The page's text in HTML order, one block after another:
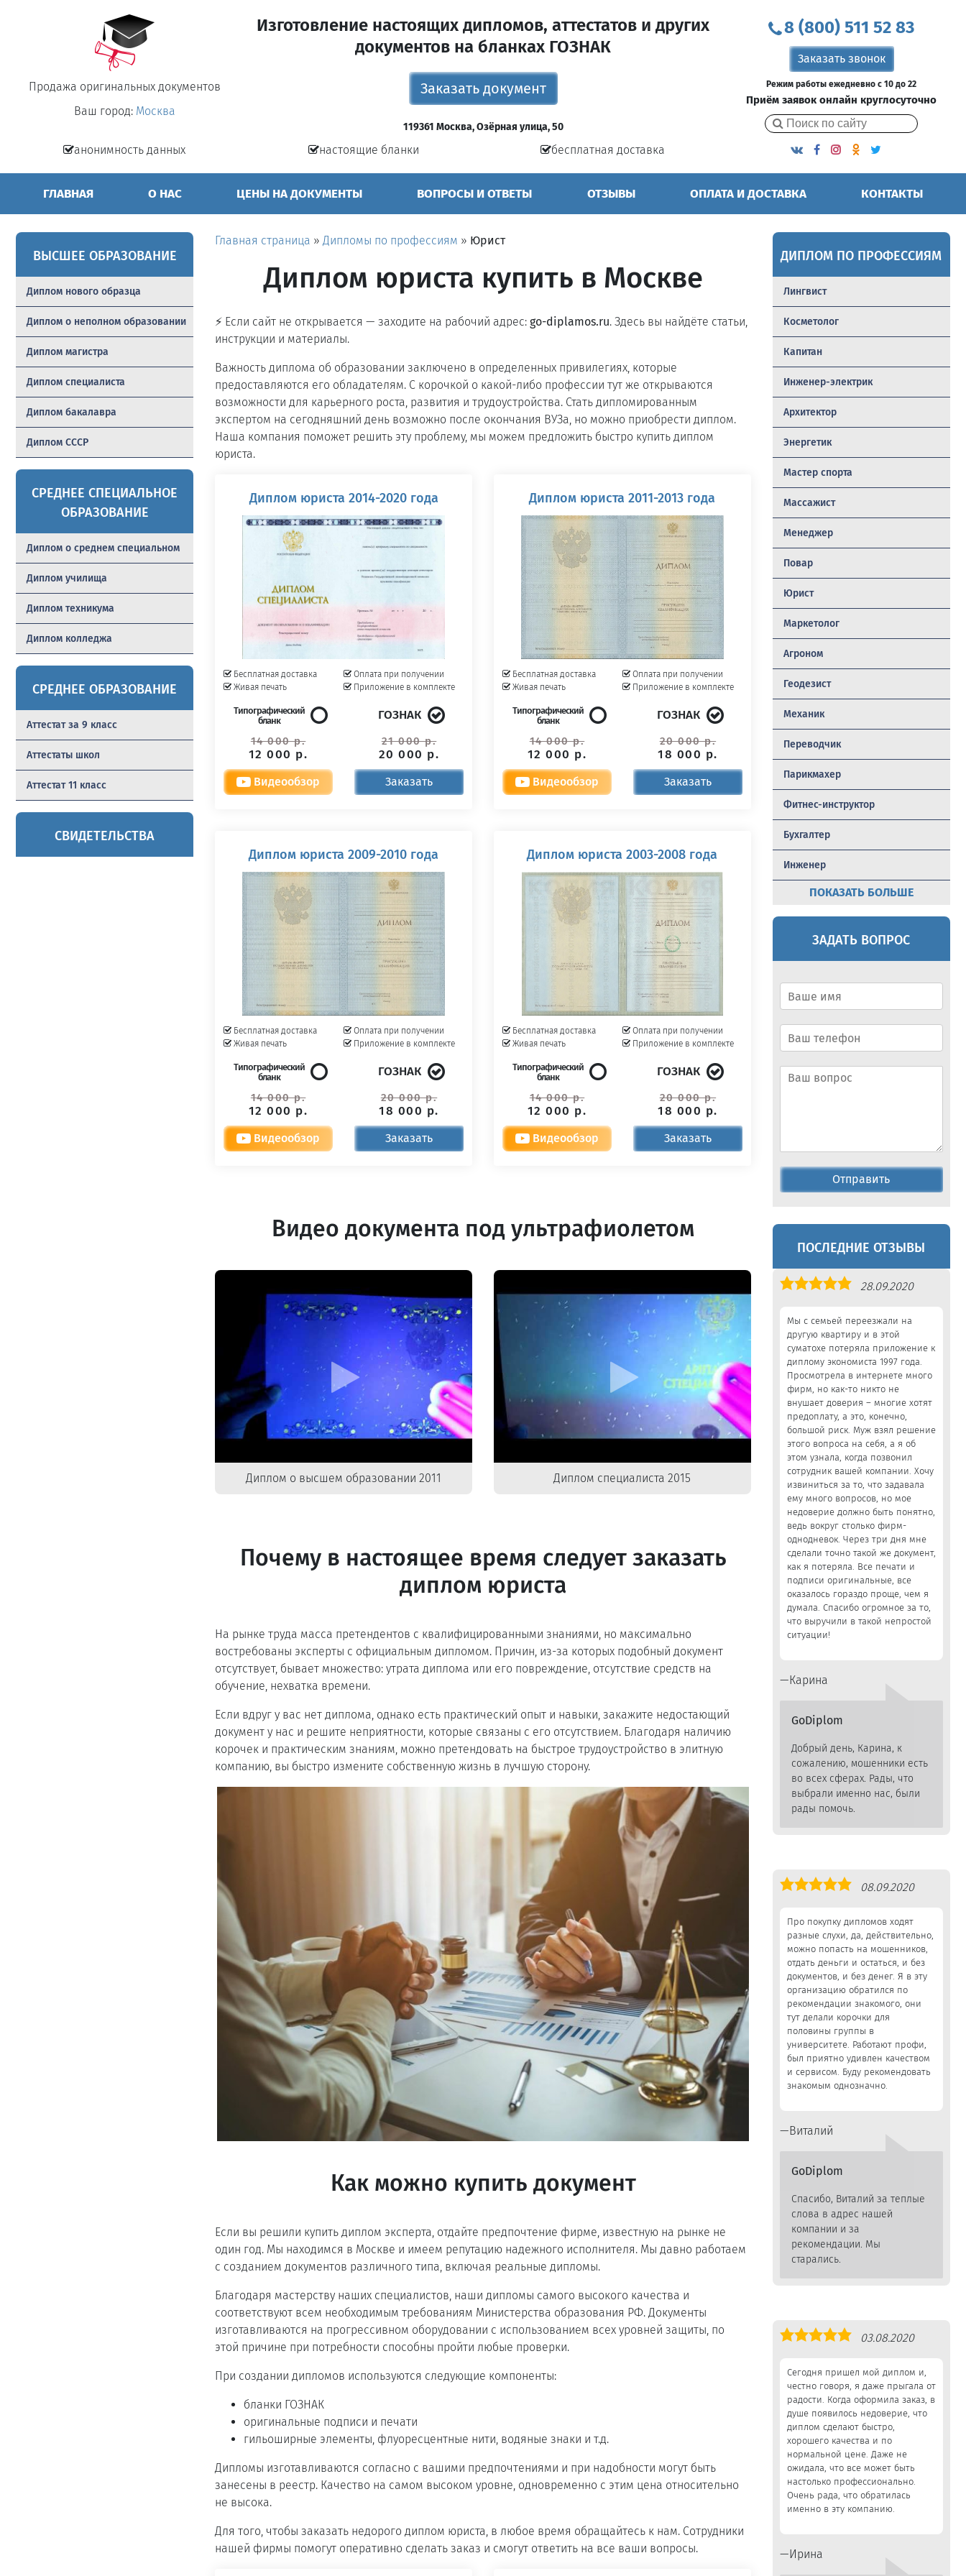
Продажа оригинальных документов
Ваш город: Москва
анонимность данных
Изготовление настоящих дипломов, аттестатов и других
документов на бланках ГОЗНАК
Заказать документ
119361 Москва, Озёрная улица, 50
настоящие бланки бесплатная доставка
8 (800) 511 52 83
Заказать звонок
Режим работы ежедневно с 10 до 22
Приём заявок онлайн круглосуточно
ГЛАВНАЯ О НАС ЦЕНЫ НА ДОКУМЕНТЫ ВОПРОСЫ И ОТВЕТЫ ОТЗЫВЫ ОПЛАТА И ДОСТАВКА КОНТАКТЫ
ВЫСШЕЕ ОБРАЗОВАНИЕ
Диплом нового образца
Диплом о неполном образовании
Диплом магистра
Диплом специалиста
Диплом бакалавра
Диплом СССР
СРЕДНЕЕ СПЕЦИАЛЬНОЕ
ОБРАЗОВАНИЕ
Диплом о среднем специальном
Диплом училища
Диплом техникума
Диплом колледжа
СРЕДНЕЕ ОБРАЗОВАНИЕ
Аттестат за 9 класс
Аттестаты школ
Аттестат 11 класс
СВИДЕТЕЛЬСТВА
Главная страница »Дипломы по профессиям » Юрист
Диплом юриста купить в Москве
⚡ Если сайт не открывается — заходите на рабочий адрес:go-diplamos.ru. Здесь вы найдёте статьи,
инструкции и материалы.
Важность диплома об образовании заключено в определенных привилегиях, которые
предоставляются его обладателям. С корочкой о какой-либо профессии тут же открываются
возможности для карьерного роста, развития и трудоустройства. Стать дипломированным
экспертом на сегодняшний день возможно после окончания ВУЗа, но можно приобрести диплом.
Наша компания поможет решить эту проблему, мы можем предложить быстро купить диплом
юриста.
Диплом юриста 2014-2020 года
Бесплатная доставка
Живая печать
Оплата при получении
Приложение в комплекте
Типографический
бланк
14 000 р.
12 000 р.
ГОЗНАК
21 000 р.
20 000 р.
Видеообзор Заказать
Диплом юриста 2011-2013 года
Бесплатная доставка
Живая печать
Оплата при получении
Приложение в комплекте
Типографический
бланк
14 000 р.
12 000 р.
ГОЗНАК
20 000 р.
18 000 р.
Видеообзор Заказать
Диплом юриста 2009-2010 года
Бесплатная доставка
Живая печать
Оплата при получении
Приложение в комплекте
Типографический
бланк
14 000 р.
12 000 р.
ГОЗНАК
20 000 р.
18 000 р.
Видеообзор Заказать
Диплом юриста 2003-2008 года
Бесплатная доставка
Живая печать
Оплата при получении
Приложение в комплекте
Типографический
бланк
14 000 р.
12 000 р.
ГОЗНАК
20 000 р.
18 000 р.
Видеообзор Заказать
Видео документа под ультрафиолетом
Диплом о высшем образовании 2011 Диплом специалиста 2015
Почему в настоящее время следует заказать
диплом юриста
На рынке труда масса претендентов с квалифицированными знаниями, но максимально
востребованы эксперты с официальным дипломом. Причин, из-за которых подобный документ
отсутствует, бывает множество: утрата диплома или его повреждение, отсутствие средств на
обучение, нехватка времени.
Если вдруг у вас нет диплома, однако есть практический опыт и навыки, закажите недостающий
документ у нас и решите неприятности, которые связаны с его отсутствием. Благодаря наличию
корочек и практическим знаниям, можно претендовать на быстрое трудоустройство в элитную
компанию, вы быстро измените собственную жизнь в лучшую сторону.
Как можно купить документ
Если вы решили купить диплом эксперта, отдайте предпочтение фирме, известную на рынке не
один год. Мы находимся в Москве и имеем репутацию надежного исполнителя. Мы давно работаем
с созданием документов различного типа, включая реальные дипломы.
Благодаря мастерству наших специалистов, наши дипломы самого высокого качества и
соответствуют всем необходимым требованиям Министерства образования РФ. Документы
изготавливаются на прогрессивном оборудовании с использованием всех уровней защиты, по
этой причине при потребности способны пройти любые проверки.
При создании дипломов используются следующие компоненты:
бланки ГОЗНАК
оригинальные подписи и печати
гильоширные элементы, флуоресцентные нити, водяные знаки и т.д.
Дипломы изготавливаются согласно с вашими предпочтениями и при надобности могут быть
занесены в реестр. Качество на самом высоком уровне, одновременно с этим цена относительно
не высока.
Для того, чтобы заказать недорого диплом юриста, в любое время обращайтесь к нам. Сотрудники
нашей фирмы помогут оперативно сделать заказ и смогут ответить на все ваши вопросы.
ДИПЛОМ ПО ПРОФЕССИЯМ
Лингвист
Косметолог
Капитан
Инженер-электрик
Архитектор
Энергетик
Мастер спорта
Массажист
Менеджер
Повар
Юрист
Маркетолог
Агроном
Геодезист
Механик
Переводчик
Парикмахер
Фитнес-инструктор
Бухгалтер
Инженер
ПОКАЗАТЬ БОЛЬШЕ
ЗАДАТЬ ВОПРОС
Отправить
ПОСЛЕДНИЕ ОТЗЫВЫ
Оценка
28.09.2020
Мы с семьей переезжали на
другую квартиру и в этой
суматохе потеряла приложение к
диплому экономиста 1997 года.
Просмотрела в интернете много
фирм, но как-то никто не
внушает доверия – многие хотят
предоплату, а это, конечно,
большой риск. Муж взял решение
этого вопроса на себя, а я об
этом узнала, когда позвонил
сотрудник вашей компании. Хочу
извиниться за то, что задавала
ему много вопросов, но мое
недоверие должно быть понятно,
ведь вокруг столько фирм-
однодневок. Через три дня мне
сделали точно такой же документ,
как я потеряла. Все печати и
подписи оригинальные, все
оказалось гораздо проще, чем я
думала. Спасибо огромное за то,
что выручили в такой непростой
ситуации!
Карина
GoDiplom
Добрый день, Карина, к
сожалению, мошенники есть
во всех сферах. Рады, что
выбрали именно нас, были
рады помочь.
Оценка
08.09.2020
Про покупку дипломов ходят
разные слухи, да, действительно,
можно попасть на мошенников,
отдать деньги и остаться, и без
документов, и без денег. Я в эту
организацию обратился по
рекомендации знакомого, они
тут делали корочки для
половины группы в
университете. Работают профи,
был приятно удивлен качеством
и сервисом. Буду рекомендовать
знакомым однозначно.
Виталий
GoDiplom
Спасибо, Виталий за теплые
слова в адрес нашей
компании и за
рекомендации. Мы
старались.
Оценка
03.08.2020
Сегодня пришел мой диплом и,
честно говоря, я даже прыгала от
радости. Когда оформила заказ, в
душе появилось недоверие, что
диплом сделают быстро,
хорошего качества и по
нормальной цене. Даже не
ожидала, что все может быть
настолько профессионально.
Очень рада, что обратилась
именно в эту компанию.
Ирина